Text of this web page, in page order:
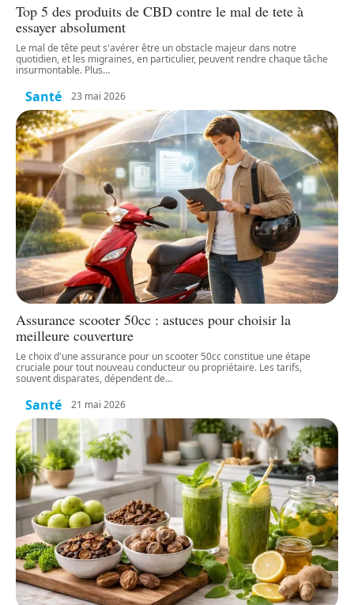
Top 5 des produits de CBD contre le mal de tete à
essayer absolument
Le mal de tête peut s'avérer être un obstacle majeur dans notre
quotidien, et les migraines, en particulier, peuvent rendre chaque tâche
insurmontable. Plus…
Santé 23 mai 2026
Assurance scooter 50cc : astuces pour choisir la
meilleure couverture
Le choix d'une assurance pour un scooter 50cc constitue une étape
cruciale pour tout nouveau conducteur ou propriétaire. Les tarifs,
souvent disparates, dépendent de…
Santé 21 mai 2026